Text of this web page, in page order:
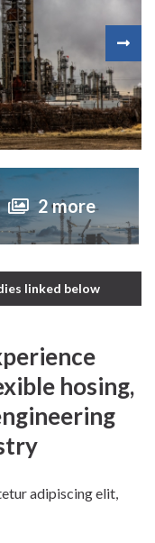
2 more
linked below
hosing,
adipiscing elit,